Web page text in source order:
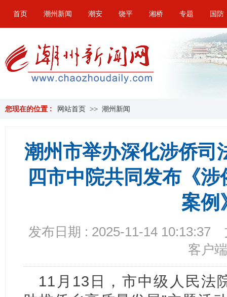
首页 潮州新闻 潮安 饶平 湘桥 专题 国防
您现在的位置 : 网站首页 >> 潮州新闻
潮州市举办深化涉侨司
四市中院共同发布《
案例
发布日期 : 2025-11-14 10:13:37
客户端
11月13日，市中级人民法